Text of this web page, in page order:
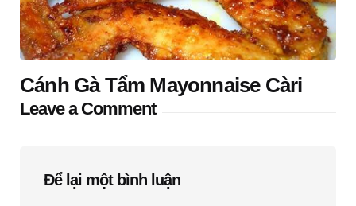
Cánh Gà Tẩm Mayonnaise Càri
Leave a Comment
Để lại một bình luận